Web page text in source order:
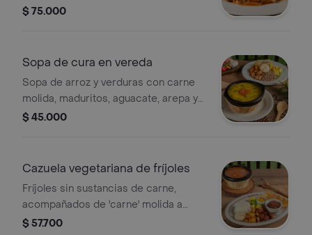
$ 75.000
Sopa de cura en vereda
Sopa de arroz y verduras con carne
molida, maduritos, aguacate, arepa y
viruta de papa. (foto porción
$ 45.000
Cazuela vegetariana de fríjoles
Fríjoles sin sustancias de carne,
acompañados de 'carne' molida a
base de lentejas, 'chorizo' campesino
$ 57.700